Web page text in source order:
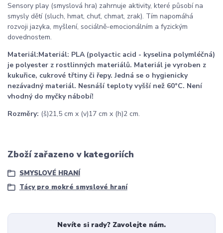
Sensory play (smyslová hra) zahrnuje aktivity, které působí na
smysly dětí (sluch, hmat, chuť, chmat, zrak). Tím napomáhá
rozvoji jazyka, myšlení, sociálně-emocionálním a fyzickým
dovednostem.
Materiál:Materiál: PLA (polyactic acid - kyselina polymléčná)
je polyester z rostlinných materiálů. Materiál je vyroben z
kukuřice, cukrové třtiny či řepy. Jedná se o hygienicky
nezávadný materiál. Nesnáší teploty vyšší než 60°C. Není
vhodný do myčky nábobí!
Rozměry: (š)21,5 cm x (v)17 cm x (h)2 cm.
Zboží zařazeno v kategoriích
SMYSLOVÉ HRANÍ
Tácy pro mokré smyslové hraní
Nevíte si rady? Zavolejte nám.